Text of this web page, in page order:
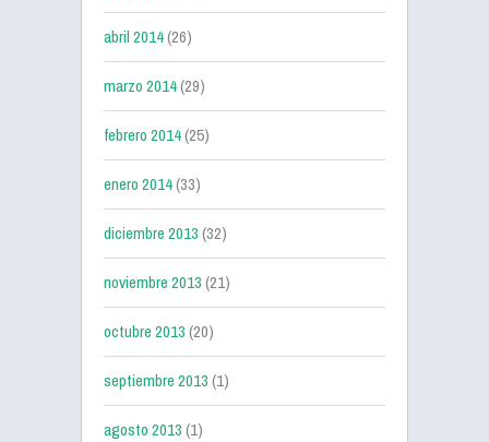
abril 2014(26)
marzo 2014(29)
febrero 2014(25)
enero 2014(33)
diciembre 2013(32)
noviembre 2013(21)
octubre 2013(20)
septiembre 2013(1)
agosto 2013(1)